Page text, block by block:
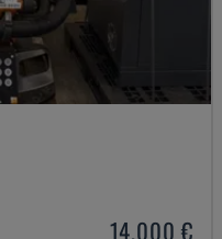
14.000 €